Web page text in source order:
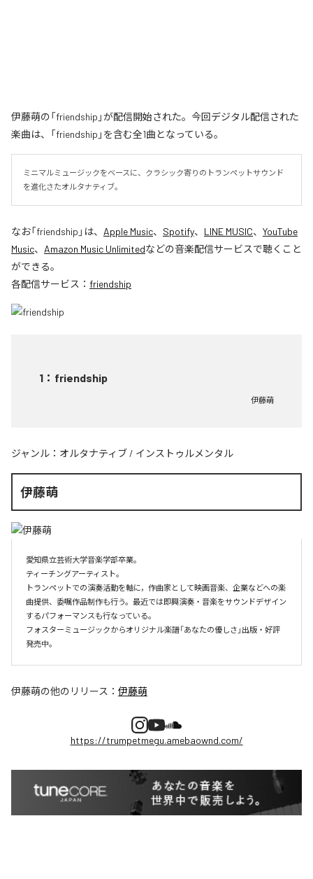
伊藤萌の「friendship」が配信開始された。今回デジタル配信された
楽曲は、「friendship」を含む全1曲となっている。
ミニマルミュージックをベースに、クラシック寄りのトランペットサウンド
を進化さたオルタナティブ。
なお「friendship 」は、 Apple Music、 Spotify、 LINE MUSIC、 YouTube
Music、 Amazon Music Unlimitedなどの音楽配信サービスで聴くこと
ができる。
各配信サービス： friendship
1 ： friendship
伊藤萌
ジャンル： オルタナティブ / インストゥルメンタル
伊藤萌
愛知県立芸術大学音楽学部卒業。
ティーチングアーティスト。
トランペットでの演奏活動を軸に，作曲家として映画音楽、企業などへの楽
曲提供、委嘱作品制作も行う。最近では即興演奏・音楽をサウンドデザイン
するパフォーマンスも行なっている。
フォスターミュージックからオリジナル楽譜「あなたの優しさ」出版・好評
伊藤萌の他のリリース： 伊藤萌
https://trumpetmegu.amebaownd.com/